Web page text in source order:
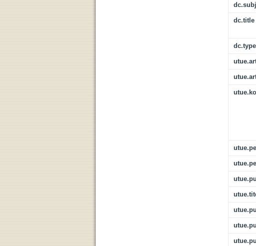
dc.title
dc.type